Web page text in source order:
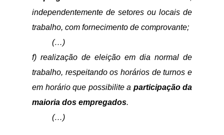
independentemente de setores ou locais de
trabalho, com fornecimento de comprovante;
(…)
f) realização de eleição em dia normal de
trabalho, respeitando os horários de turnos e
em horário que possibilite a participação da
maioria dos empregados.
(…)